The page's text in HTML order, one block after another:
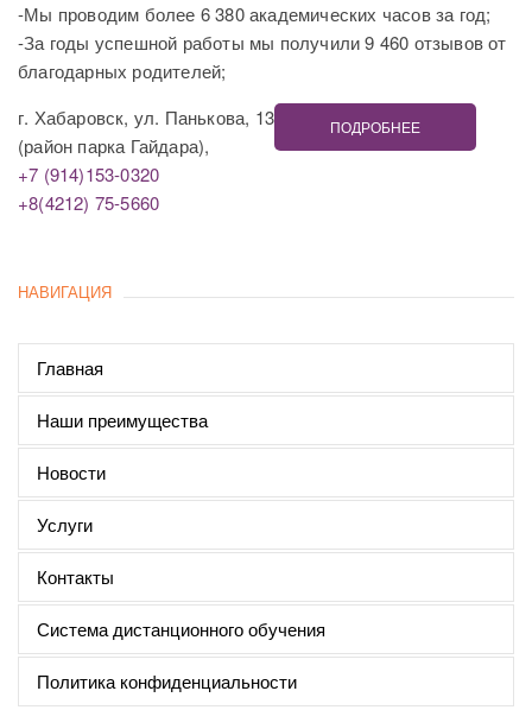
-Мы проводим более 6 380 академических часов за год;
-За годы успешной работы мы получили 9 460 отзывов от
благодарных родителей;
г. Хабаровск, ул. Панькова, 13
(район парка Гайдара),
+7 (914)153-0320
+8(4212) 75-5660
ПОДРОБНЕЕ
НАВИГАЦИЯ
Главная
Наши преимущества
Новости
Услуги
Контакты
Система дистанционного обучения
Политика конфиденциальности